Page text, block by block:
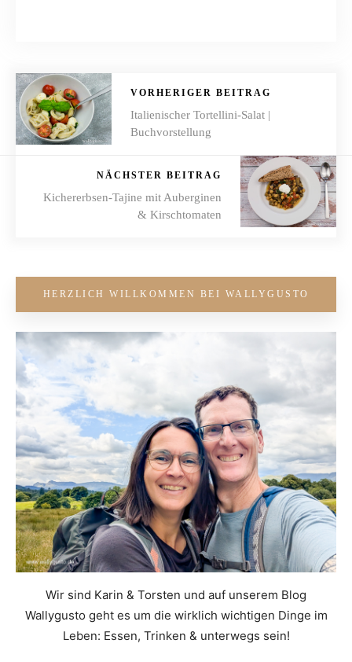
VORHERIGER BEITRAG
Italienischer Tortellini-Salat |
Buchvorstellung
NÄCHSTER BEITRAG
Kichererbsen-Tajine mit Auberginen
& Kirschtomaten
HERZLICH WILLKOMMEN BEI WALLYGUSTO
Wir sind Karin & Torsten und auf unserem Blog
Wallygusto geht es um die wirklich wichtigen Dinge im
Leben: Essen, Trinken & unterwegs sein!